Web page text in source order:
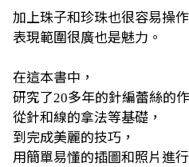
加上珠子和珍珠也很容易操作
表現範圍很廣也是魅力。
在這本書中，
研究了20多年的針編蕾絲的
從針和線的拿法等基礎，
到完成美麗的技巧，
用簡單易懂的插圖和照片進